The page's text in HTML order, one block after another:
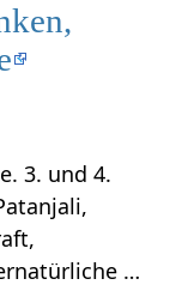
3. und 4.
…